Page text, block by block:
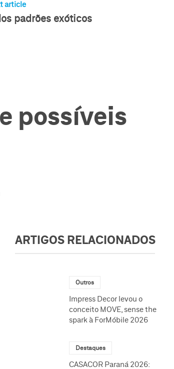
article
padrões exóticos
possíveis
ARTIGOS RELACIONADOS
Outros
Impress Decor levou o
conceito MOVE, sense the
spark à ForMóbile 2026
Destaques
CASACOR Paraná 2026: